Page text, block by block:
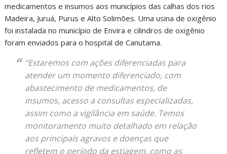
medicamentos e insumos aos municípios das calhas dos rios
Madeira, Juruá, Purus e Alto Solimões. Uma usina de oxigênio
foi instalada no município de Envira e cilindros de oxigênio
foram enviados para o hospital de Canutama.
“Estaremos com ações diferenciadas para
atender um momento diferenciado, com
abastecimento de medicamentos, de
insumos, acesso a consultas especializadas,
assim como a vigilância em saúde. Temos
monitoramento muito detalhado em relação
aos principais agravos e doenças que
refletem o período da estiagem, como as